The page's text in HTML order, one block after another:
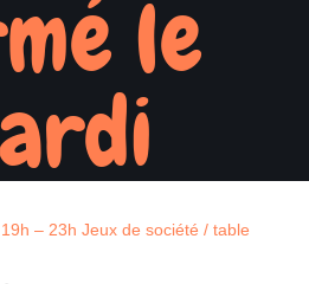
le
19h – 23h Jeux de société / table